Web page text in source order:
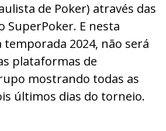
de Poker) através das
SuperPoker. E nesta
2024, não será
plataformas de
mostrando todas as
últimos dias do torneio.